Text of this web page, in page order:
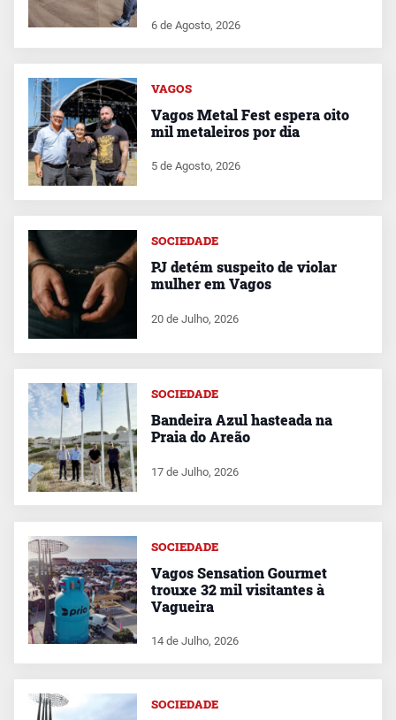
6 de Agosto, 2026
VAGOS
Vagos Metal Fest espera oito
mil metaleiros por dia
5 de Agosto, 2026
SOCIEDADE
PJ detém suspeito de violar
mulher em Vagos
20 de Julho, 2026
SOCIEDADE
Bandeira Azul hasteada na
Praia do Areão
17 de Julho, 2026
SOCIEDADE
Vagos Sensation Gourmet
trouxe 32 mil visitantes à
Vagueira
14 de Julho, 2026
SOCIEDADE